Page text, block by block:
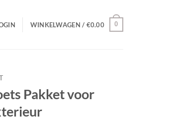
WINKELWAGEN / €0.00 0
Pakket voor